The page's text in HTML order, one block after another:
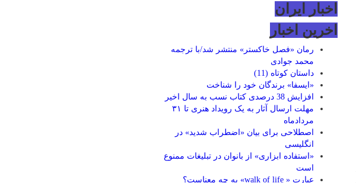
اخبار ایران
اخرین اخبار
رمان «فصل خاکستر» منتشر شد/با ترجمه
محمد جوادی
داستان کوتاه (11)
«ایسفا» برندگان خود را شناخت
افزایش 38 درصدی کتاب نسب به سال اخیر
مهلت ارسال آثار به یک رویداد هنری تا ۳۱
مردادماه
اصطلاحی برای بیان «اضطراب شدید» در
انگلیسی
«استفاده ابزاری» از بانوان در تبلیغات ممنوع
است
عبارت « walk of life» به چه معناست؟